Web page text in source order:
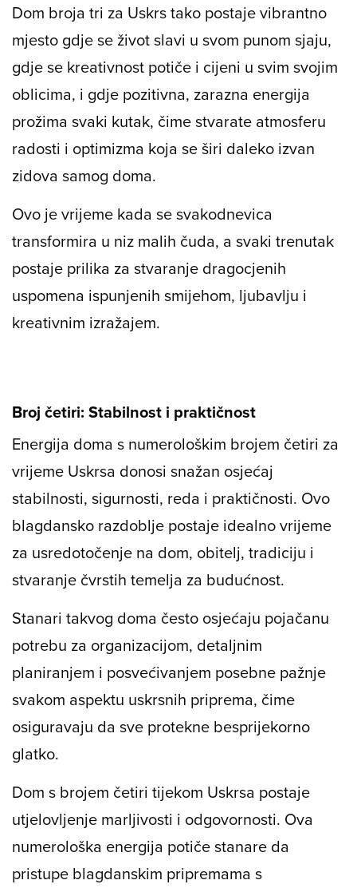
Dom broja tri za Uskrs tako postaje vibrantno
mjesto gdje se život slavi u svom punom sjaju,
gdje se kreativnost potiče i cijeni u svim svojim
oblicima, i gdje pozitivna, zarazna energija
prožima svaki kutak, čime stvarate atmosferu
radosti i optimizma koja se širi daleko izvan
zidova samog doma.
Ovo je vrijeme kada se svakodnevica
transformira u niz malih čuda, a svaki trenutak
postaje prilika za stvaranje dragocjenih
uspomena ispunjenih smijehom, ljubavlju i
kreativnim izražajem.
Broj četiri: Stabilnost i praktičnost
Energija doma s numerološkim brojem četiri za
vrijeme Uskrsa donosi snažan osjećaj
stabilnosti, sigurnosti, reda i praktičnosti. Ovo
blagdansko razdoblje postaje idealno vrijeme
za usredotočenje na dom, obitelj, tradiciju i
stvaranje čvrstih temelja za budućnost.
Stanari takvog doma često osjećaju pojačanu
potrebu za organizacijom, detaljnim
planiranjem i posvećivanjem posebne pažnje
svakom aspektu uskrsnih priprema, čime
osiguravaju da sve protekne besprijekorno
glatko.
Dom s brojem četiri tijekom Uskrsa postaje
utjelovljenje marljivosti i odgovornosti. Ova
numerološka energija potiče stanare da
pristupe blagdanskim pripremama s